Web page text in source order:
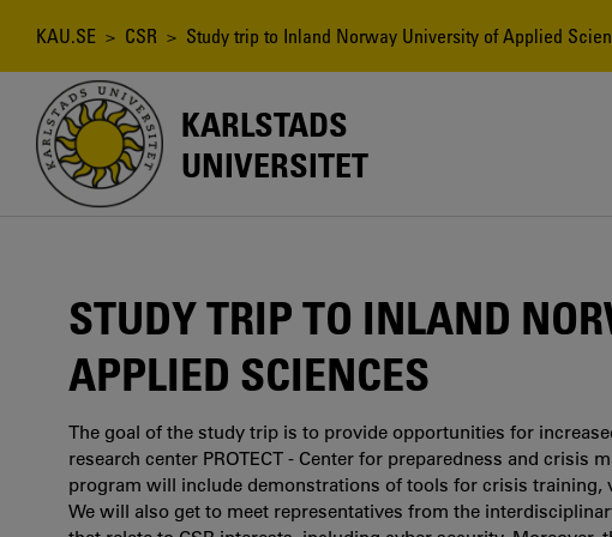
Länkstig
KAU.SE > CSR > Study trip to Inland Norway University of Applied
KARLSTADS
UNIVERSITET
STUDY TRIP TO INLAND
APPLIED SCIENCES
The goal of the study trip is to provide opportunities for
research center PROTECT - Center for preparedness and crisis
program will include demonstrations of tools for crisis training,
We will also get to meet representatives from the